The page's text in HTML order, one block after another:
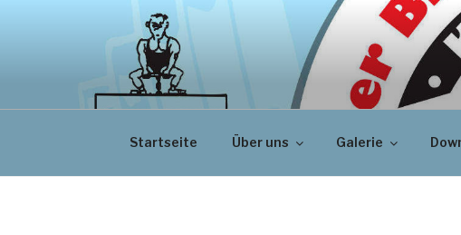
Startseite Über uns Galerie